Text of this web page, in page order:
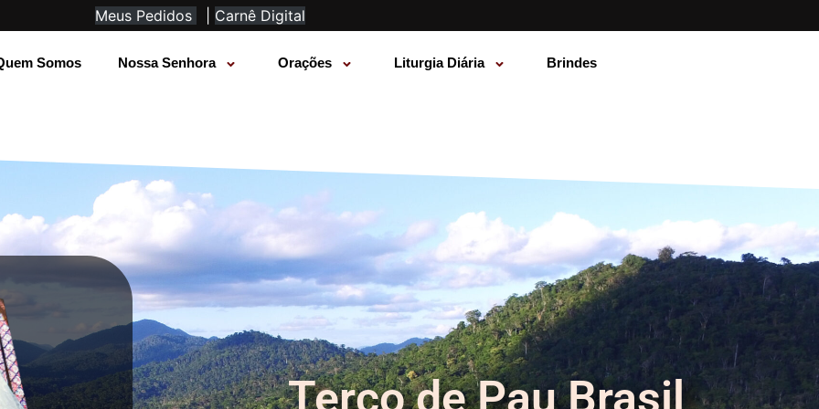
Meus Pedidos Carnê Digital
Somos Nossa Senhora Orações Liturgia Diária Brindes
Terço de Pau Brasil